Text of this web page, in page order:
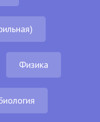
Физика